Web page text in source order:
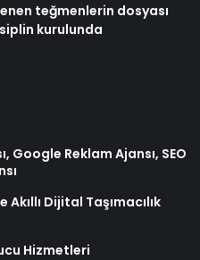
teğmenlerin dosyası
kurulunda
Google Reklam Ajansı, SEO
Akıllı Dijital Taşımacılık
Hizmetleri